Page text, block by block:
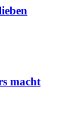
macht